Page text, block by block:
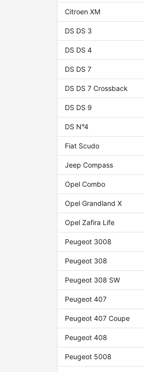
Citroen XM
DS DS 3
DS DS 4
DS DS 7
DS DS 7 Crossback
DS DS 9
DS N°4
Fiat Scudo
Jeep Compass
Opel Combo
Opel Grandland X
Opel Zafira Life
Peugeot 3008
Peugeot 308
Peugeot 308 SW
Peugeot 407
Peugeot 407 Coupe
Peugeot 408
Peugeot 5008